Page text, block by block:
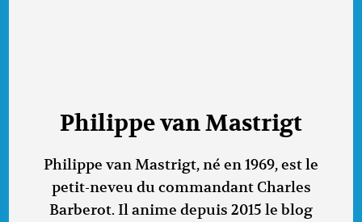
Philippe van Mastrigt
Philippe van Mastrigt, né en 1969, est le
petit-neveu du commandant Charles
Barberot. Il anime depuis 2015 le blog